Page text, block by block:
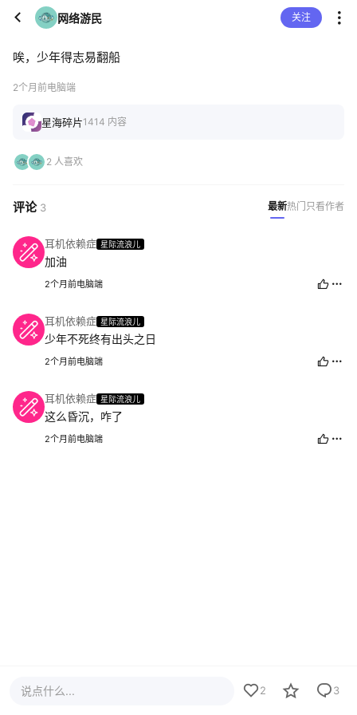
网络游民 关注
唉，少年得志易翻船
2个月前电脑端
星海碎片1414 内容
2 人喜欢
评论 3 最新热门 只看作者
耳机依赖症 星际流浪儿
加油
2个月前电脑端
耳机依赖症 星际流浪儿
少年不死终有出头之日
2个月前电脑端
耳机依赖症 星际流浪儿
这么昏沉，咋了
2个月前电脑端
说点什么... 2 3